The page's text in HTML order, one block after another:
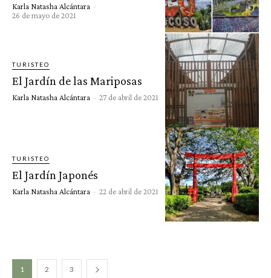
Karla Natasha Alcántara -
26 de mayo de 2021
TURISTEO
El Jardín de las Mariposas
Karla Natasha Alcántara - 27 de abril de 2021
TURISTEO
El Jardín Japonés
Karla Natasha Alcántara - 22 de abril de 2021
1 2 3